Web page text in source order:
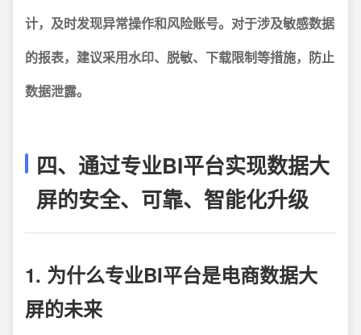
计，及时发现异常操作和风险账号。对于涉及敏感数据
的报表，建议采用水印、脱敏、下载限制等措施，防止
数据泄露。
四、通过专业BI平台实现数据大
屏的安全、可靠、智能化升级
1. 为什么专业BI平台是电商数据大
屏的未来